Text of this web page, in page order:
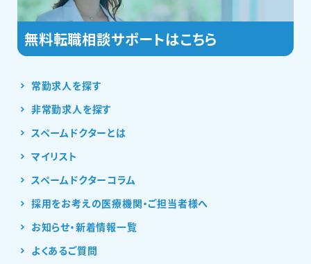
常勤求人を探す
非常勤求人を探す
スペームドクターとは
マイリスト
スペームドクターコラム
採用をお考えの医療機関・ご担当者様へ
お知らせ・新着情報一覧
よくあるご質問